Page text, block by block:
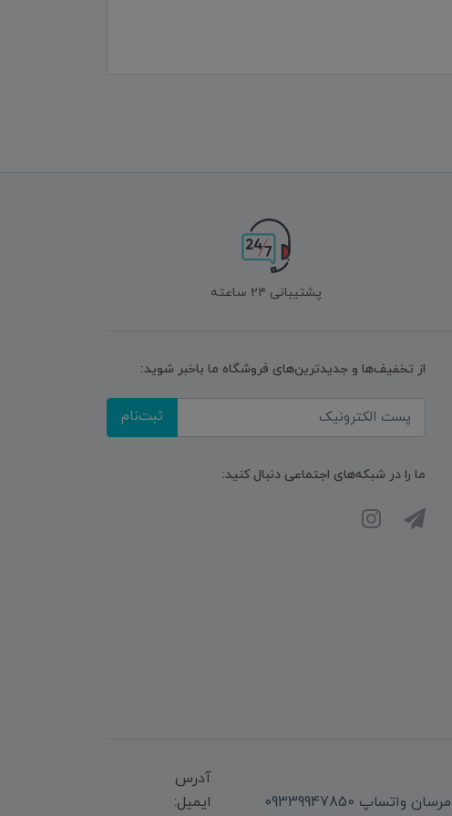
پشتیبانی ۲۴ ساعته
از تخفیف‌ها و جدیدترین‌های فروشگاه ما باخبر شوید:
ثبت‌نام
ما را در شبکه‌های اجتماعی دنبال کنید:
آدرس
ایمیل: